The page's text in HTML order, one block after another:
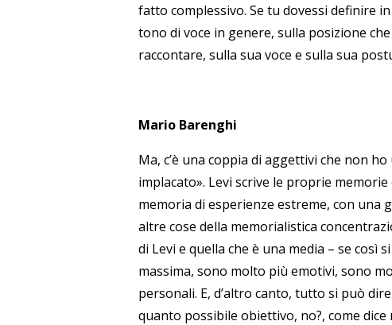
fatto complessivo. Se tu dovessi definire
tono di voce in genere, sulla posizione
raccontare, sulla sua voce e sulla sua
Mario Barenghi
Ma, c’è una coppia di aggettivi che non
implacato». Levi scrive le proprie
memoria di esperienze estreme, con una
altre cose della memorialistica
di Levi e quella che è una media – se così
massima, sono molto più emotivi, sono
personali. E, d’altro canto, tutto si può
quanto possibile obiettivo, no?, come